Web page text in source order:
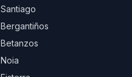
Santiago
Bergantiños
Betanzos
Noia